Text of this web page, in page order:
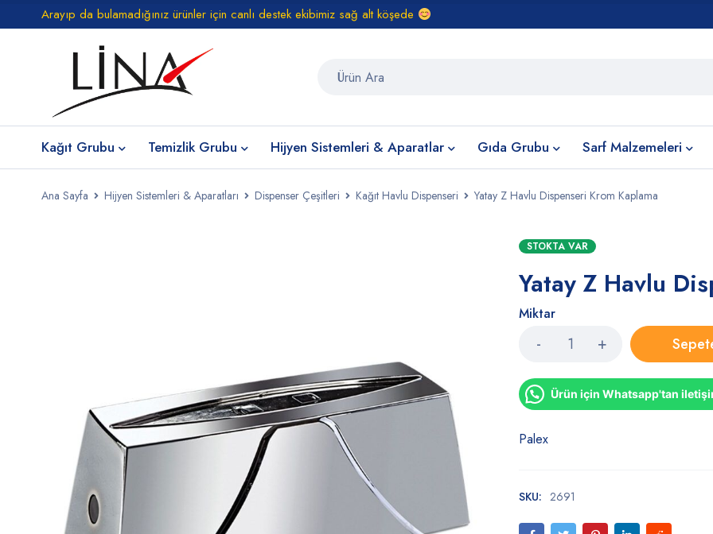
Arayıp da bulamadığınız ürünler için canlı destek ekibimiz sağ alt köşede
Kağıt Grubu Temizlik Grubu Hijyen Sistemleri & Aparatlar Gıda Grubu Sarf Malzemeleri
Ana Sayfa Hijyen Sistemleri & Aparatları Dispenser Çeşitleri Kağıt Havlu Dispenseri Yatay Z Havlu Dispenseri Krom Kaplama
STOKTA VAR
Yatay Z Havlu
Miktar
Ürün için Whatsapp'tan
Palex
SKU: 2691